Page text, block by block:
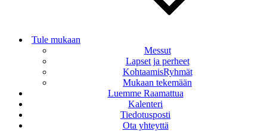
Tule mukaan
Messut
Lapset ja perheet
KohtaamisRyhmät
Mukaan tekemään
Luemme Raamattua
Kalenteri
Tiedotusposti
Ota yhteyttä